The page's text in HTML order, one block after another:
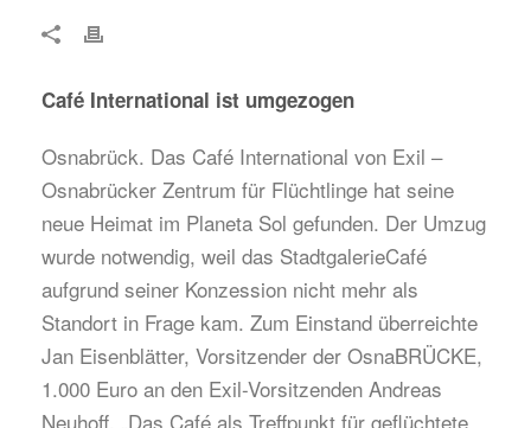
Café International ist umgezogen
Osnabrück. Das Café International von Exil –
Osnabrücker Zentrum für Flüchtlinge hat seine
neue Heimat im Planeta Sol gefunden. Der Umzug
wurde notwendig, weil das StadtgalerieCafé
aufgrund seiner Konzession nicht mehr als
Standort in Frage kam. Zum Einstand überreichte
Jan Eisenblätter, Vorsitzender der OsnaBRÜCKE,
1.000 Euro an den Exil-Vorsitzenden Andreas
Neuhoff. „Das Café als Treffpunkt für geflüchtete